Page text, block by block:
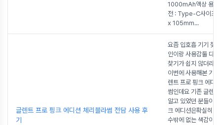
1000mAh액상 용
전 : Type-C사이즈
x 105mm...
글렌트 프로 핑크 에디션 체리블라썸 전담 사용 후
기
요즘 입호흡 기기 찾
인이랑 사용감둘 다
찾기가 쉽지 않더라
이번에 사용해본 기
렌트 프로 핑크 에디
썸인데요 기존 글렌
알고 있었던 분들이
크 에디션은확실히
수밖에 없는 색감이